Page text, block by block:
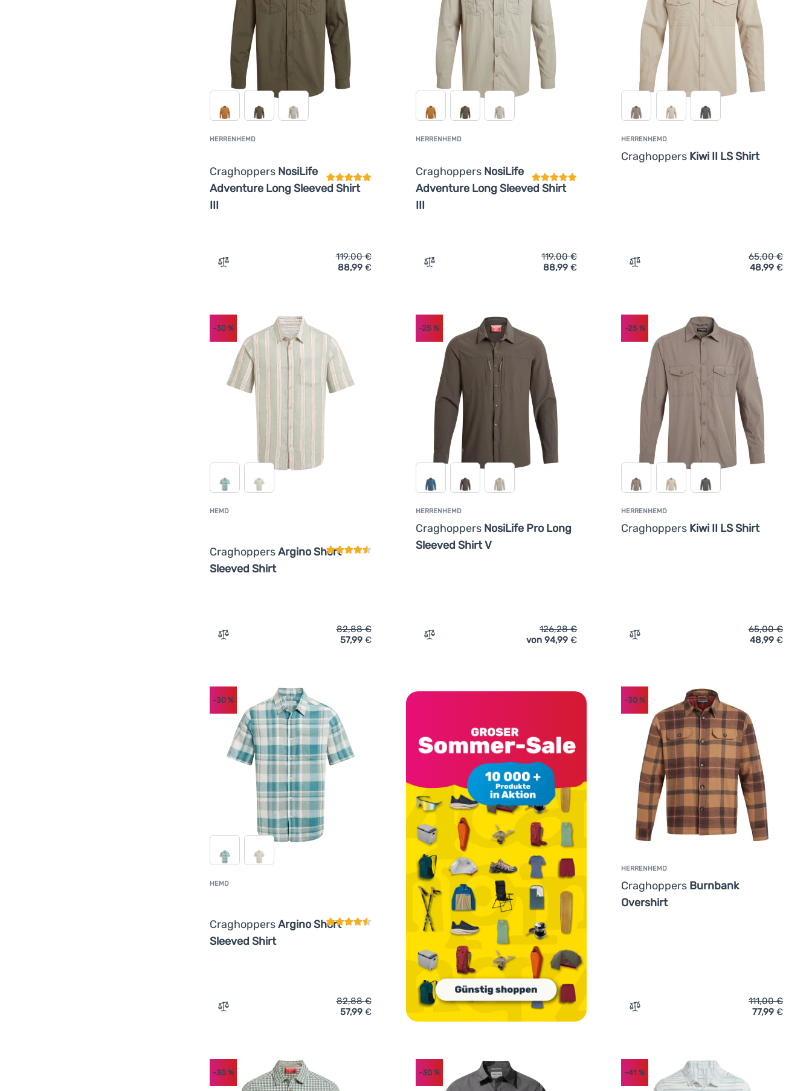
HERRENHEMD
Craghoppers NosiLife
Adventure Long Sleeved Shirt
III
Zum Vergleich 'Herrenhemd Craghoppers NosiLife Adventure Long Sleeved Shirt III' hinzufügen
119,00€
88,99 €
HERRENHEMD
Craghoppers NosiLife
Adventure Long Sleeved Shirt
III
Zum Vergleich 'Herrenhemd Craghoppers NosiLife Adventure Long Sleeved Shirt III'
119,00€
88,99€
HERRENHEMD
Craghoppers Kiwi II LS Shirt
Zum Vergleich 'Herrenhemd
65,00€
48,99 €
HEMD
CraghoppersArgino Short
Sleeved Shirt
-30%
Zum Vergleich 'Hemd Craghoppers Argino Short Sleeved Shirt' hinzufügen
82,88€
57,99 €
HERRENHEMD
Craghoppers NosiLife Pro Long
Sleeved Shirt V
-25 %
Zum Vergleich 'Herrenhemd Craghoppers NosiLife Pro Long Sleeved Shirt V' hinzufügen
126,28€
von 94,99€
HERRENHEMD
Craghoppers Kiwi II LS Shirt
-25%
Zum Vergleich 'Herrenhemd
65,00€
48,99 €
HEMD
CraghoppersArgino Short
Sleeved Shirt
-30%
Zum Vergleich 'Hemd Craghoppers Argino Short Sleeved Shirt' hinzufügen
82,88€
57,99 €
HERRENHEMD
Craghoppers Burnbank
Overshirt
-30 %
Zum Vergleich 'Herrenhemd
111,00€
77,99 €
-30% -30% -41 %